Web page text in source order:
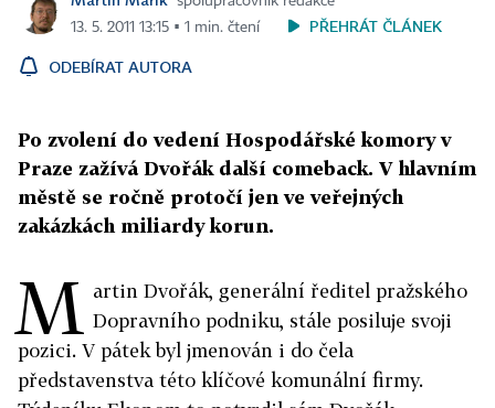
13. 5. 2011 13:15 ▪ 1 min. čtení
PŘEHRÁT ČLÁNEK
ODEBÍRAT AUTORA
Po zvolení do vedení Hospodářské komory v
Praze zažívá Dvořák další comeback. V hlavním
městě se ročně protočí jen ve veřejných
zakázkách miliardy korun.
M artin Dvořák, generální ředitel pražského
Dopravního podniku, stále posiluje svoji
pozici. V pátek byl jmenován i do čela
představenstva této klíčové komunální firmy.